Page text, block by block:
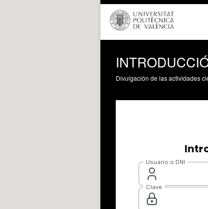
Divulgación de las actividades